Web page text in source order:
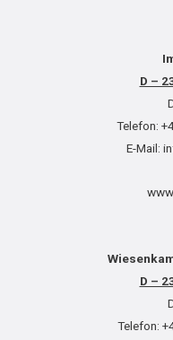
D –
Telefon:
E-Mail:
D –
Telefon: